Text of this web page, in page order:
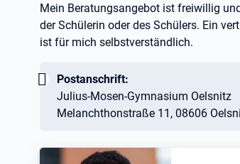
Mein Beratungsangebot ist freiwillig
der Schülerin oder des Schülers. Ein
ist für mich selbstverständlich.
Wichtig:
Postanschrift:
Julius-Mosen-Gymnasium Oelsnitz
Melanchthonstraße 11, 08606